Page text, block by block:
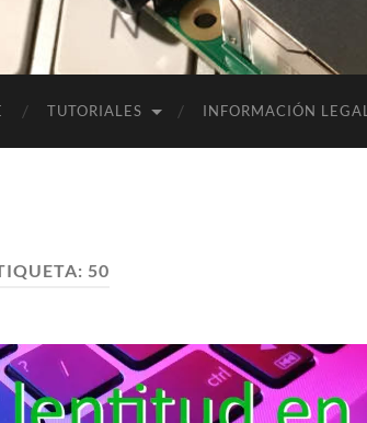
TUTORIALES INFORMACIÓN LEGAL
50